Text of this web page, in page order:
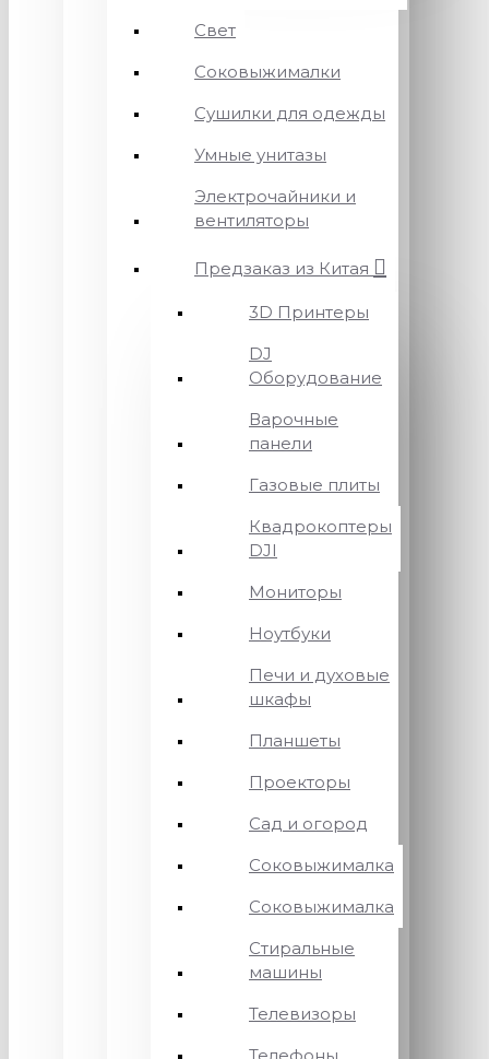
Свет
Соковыжималки
Сушилки для одежды
Умные унитазы
Электрочайники и
вентиляторы
Предзаказ из Китая
3D Принтеры
DJ
Оборудование
Варочные
панели
Газовые плиты
Квадрокоптеры
DJI
Мониторы
Ноутбуки
Печи и духовые
шкафы
Планшеты
Проекторы
Сад и огород
Соковыжималка
Соковыжималка
Стиральные
машины
Телевизоры